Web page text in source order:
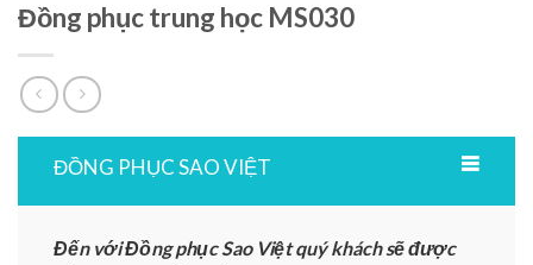
Đồng phục trung học MS030
ĐỒNG PHỤC SAO VIỆT
Đến với Đồng phục Sao Việt quý khách sẽ được